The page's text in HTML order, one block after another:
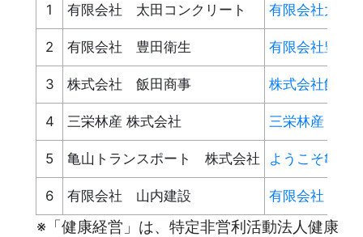
1 有限会社 太田コンクリート 有限会社太田
2 有限会社 豊田衛生 有限会社豊田
3 株式会社 飯田商事 株式会社飯田
4 三栄林産 株式会社 三栄林産 -ひ
5 亀山トランスポート 株式会社 ようこそ亀山
6 有限会社 山内建設 有限会社 山内
※「健康経営」は、特定非営利活動法人健康